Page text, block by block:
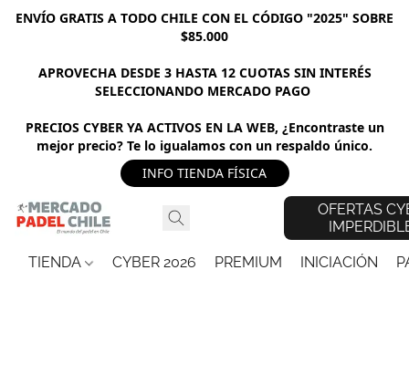
ENVÍO GRATIS A TODO CHILE CON EL CÓDIGO "2025" SOBRE
$85.000
APROVECHA DESDE 3 HASTA 12 CUOTAS SIN INTERÉS
SELECCIONANDO MERCADO PAGO
PRECIOS CYBER YA ACTIVOS EN LA WEB, ¿Encontraste un
mejor precio? Te lo igualamos con un respaldo único.
INFO TIENDA FÍSICA
OFERTAS
TIENDA CYBER 2026 PREMIUM INICIACIÓN